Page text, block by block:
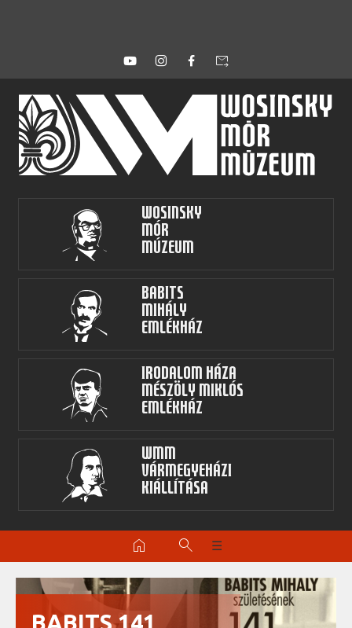
forward_to_inbox
Wosinsky
Mór
Múzeum
Babits
Mihály
Emlékház
Irodalom Háza
Mészöly Miklós
Emlékház
WMM
Vármegyeházi
kiállítása
home search ☰
BABITS 141